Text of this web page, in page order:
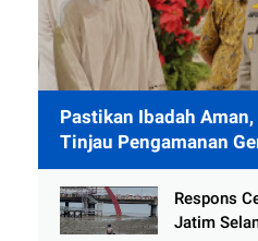
Pastikan Ibadah
Tinjau Pengamanan
Gading
Respons
Jatim